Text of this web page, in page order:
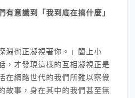
有意識到「我到底在搞什麼」
淵也正凝視著你。」闔上小
，才發現這樣的互相凝視正是
在網路世代的我們所難以察覺
故事，身在其中的我們甚至無